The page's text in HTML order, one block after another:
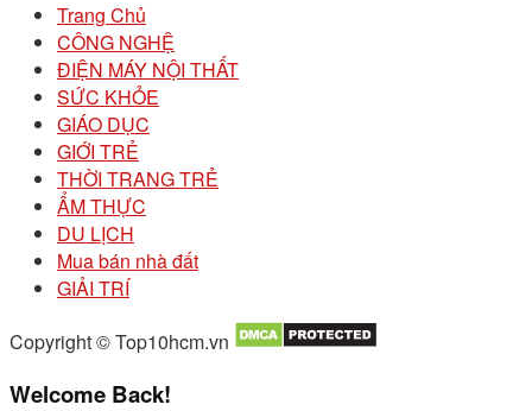
Trang Chủ
CÔNG NGHỆ
ĐIỆN MÁY NỘI THẤT
SỨC KHỎE
GIÁO DỤC
GIỚI TRẺ
THỜI TRANG TRẺ
ẨM THỰC
DU LỊCH
Mua bán nhà đất
GIẢI TRÍ
Copyright © Top10hcm.vn
Welcome Back!